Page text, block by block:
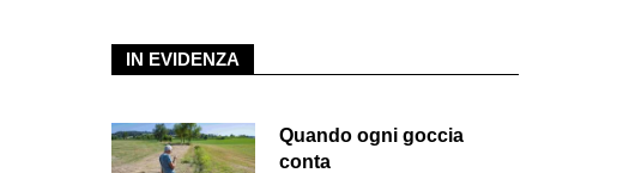
IN EVIDENZA
Quando ogni goccia
conta